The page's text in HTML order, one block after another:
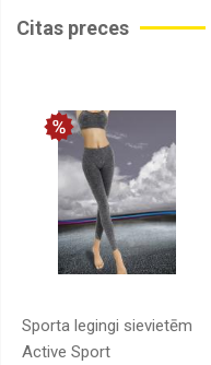
Citas preces
Sporta legingi sievietēm
Active Sport